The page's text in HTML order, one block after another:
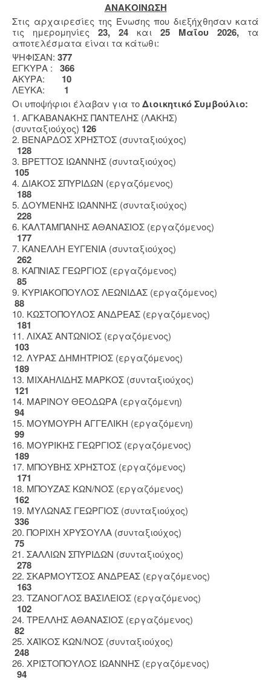
ΑΝΑΚΟΙΝΩΣΗ
Στις αρχαιρεσίες της Ένωσης που διεξήχθησαν κατά
τις ημερομηνίες 23, 24 και 25 Μαΐου 2026, τα
αποτελέσματα είναι τα κάτωθι:
ΨΗΦΙΣΑΝ: 377
EΓΚΥΡΑ : 366
ΑΚΥΡΑ: 10
ΛΕΥΚΑ: 1
Οι υποψήφιοι έλαβαν για τοΔιοικητικό Συμβούλιο:
1. ΑΓΚΑΒΑΝΑΚΗΣ ΠΑΝΤΕΛΗΣ (ΛΑΚΗΣ)
(συνταξιούχος) 126
2. ΒΕΝΑΡΔΟΣ ΧΡΗΣΤΟΣ (συνταξιούχος)
128
3. ΒΡΕΤΤΟΣ ΙΩΑΝΝΗΣ (συνταξιούχος)
105
4. ΔΙΑΚΟΣ ΣΠΥΡΙΔΩΝ (εργαζόμενος)
188
5. ΔΟΥΜΕΝΗΣ ΙΩΑΝΝΗΣ (συνταξιούχος)
228
6. ΚΑΛΤΑΜΠΑΝΗΣ ΑΘΑΝΑΣΙΟΣ (εργαζόμενος)
177
7. ΚΑΝΕΛΛΗ ΕΥΓΕΝΙΑ (συνταξιούχος)
262
8. ΚΑΠΝΙΑΣ ΓΕΩΡΓΙΟΣ (εργαζόμενος)
85
9. ΚΥΡΙΑΚΟΠΟΥΛΟΣ ΛΕΩΝΙΔΑΣ (εργαζόμενος)
88
10. ΚΩΣΤΟΠΟΥΛΟΣ ΑΝΔΡΕΑΣ (εργαζόμενος)
181
11. ΛΙΧΑΣ ΑΝΤΩΝΙΟΣ (εργαζόμενος)
103
12. ΛΥΡΑΣ ΔΗΜΗΤΡΙΟΣ (εργαζόμενος)
189
13. ΜΙΧΑΗΛΙΔΗΣ ΜΑΡΚΟΣ (συνταξιούχος)
121
14. ΜΑΡΙΝΟΥ ΘΕΟΔΩΡΑ (εργαζόμενη)
94
15. ΜΟΥΜΟΥΡΗ ΑΓΓΕΛΙΚΗ (εργαζόμενη)
99
16. ΜΟΥΡΙΚΗΣ ΓΕΩΡΓΙΟΣ (εργαζόμενος)
189
17. ΜΠΟΥΒΗΣ ΧΡΗΣΤΟΣ (εργαζόμενος)
171
18. ΜΠΟΥΖΑΣ ΚΩΝ/ΝΟΣ (εργαζόμενος)
162
19. ΜΥΛΩΝΑΣ ΓΕΩΡΓΙΟΣ (συνταξιούχος)
336
20. ΠΟΡΙΧΗ ΧΡΥΣΟΥΛΑ (συνταξιούχος)
75
21. ΣΑΛΛΙΩΝ ΣΠΥΡΙΔΩΝ (συνταξιούχος)
278
22. ΣΚΑΡΜΟΥΤΣΟΣ ΑΝΔΡΕΑΣ (εργαζόμενος)
163
23. ΤΖΑΝΟΓΛΟΣ ΒΑΣΙΛΕΙΟΣ (εργαζόμενος)
102
24. ΤΡΕΛΛΗΣ ΑΘΑΝΑΣΙΟΣ (εργαζόμενος)
82
25. ΧΑΪΚΟΣ ΚΩΝ/ΝΟΣ (συνταξιούχος)
248
26. ΧΡΙΣΤΟΠΟΥΛΟΣ ΙΩΑΝΝΗΣ (εργαζόμενος)
94